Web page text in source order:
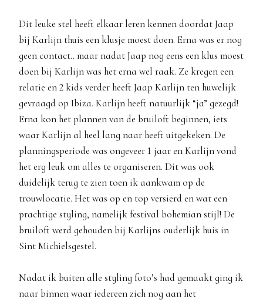
Dit leuke stel heeft elkaar leren kennen doordat Jaap
bij Karlijn thuis een klusje moest doen. Erna was er nog
geen contact.. maar nadat Jaap nog eens een klus moest
doen bij Karlijn was het erna wel raak. Ze kregen een
relatie en 2 kids verder heeft Jaap Karlijn ten huwelijk
gevraagd op Ibiza. Karlijn heeft natuurlijk “ja” gezegd!
Erna kon het plannen van de bruiloft beginnen, iets
waar Karlijn al heel lang naar heeft uitgekeken. De
planningsperiode was ongeveer 1 jaar en Karlijn vond
het erg leuk om alles te organiseren. Dit was ook
duidelijk terug te zien toen ik aankwam op de
trouwlocatie. Het was op en top versierd en wat een
prachtige styling, namelijk festival bohemian stijl! De
bruiloft werd gehouden bij Karlijns ouderlijk huis in
Sint Michielsgestel.
Nadat ik buiten alle styling foto’s had gemaakt ging ik
naar binnen waar iedereen zich nog aan het